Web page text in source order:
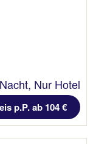
Nur Hotel
p.P. ab 104 €